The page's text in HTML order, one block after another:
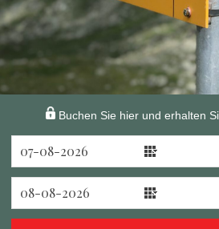
Buchen Sie hier und erhalten